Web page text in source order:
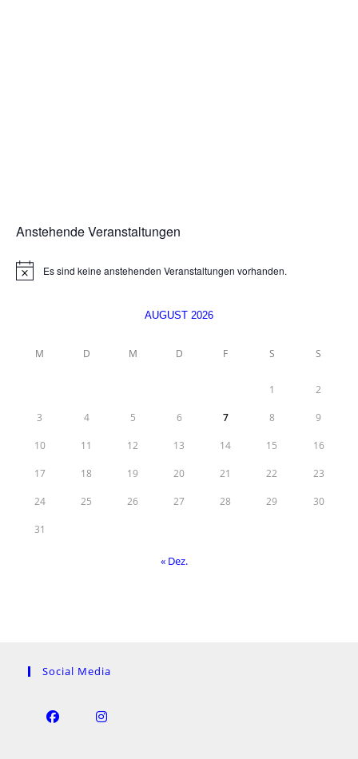
Anstehende Veranstaltungen
H
Es sind keine anstehenden Veranstaltungen vorhanden.
AUGUST 2026
M D M D F S S
1 2
3 4 5 6 7 8 9
10 11 12 13 14 15 16
17 18 19 20 21 22 23
24 25 26 27 28 29 30
31
« Dez.
Social Media